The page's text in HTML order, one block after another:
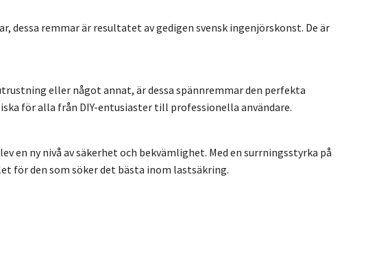
dessa remmar är resultatet av gedigen svensk ingenjörskonst. De är
eller något annat, är dessa spännremmar den perfekta
för alla från DIY-entusiaster till professionella användare.
en ny nivå av säkerhet och bekvämlighet. Med en surrningsstyrka på
för den som söker det bästa inom lastsäkring.